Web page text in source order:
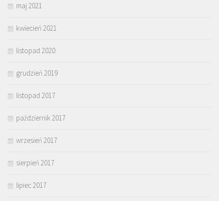
maj 2021
kwiecień 2021
listopad 2020
grudzień 2019
listopad 2017
październik 2017
wrzesień 2017
sierpień 2017
lipiec 2017